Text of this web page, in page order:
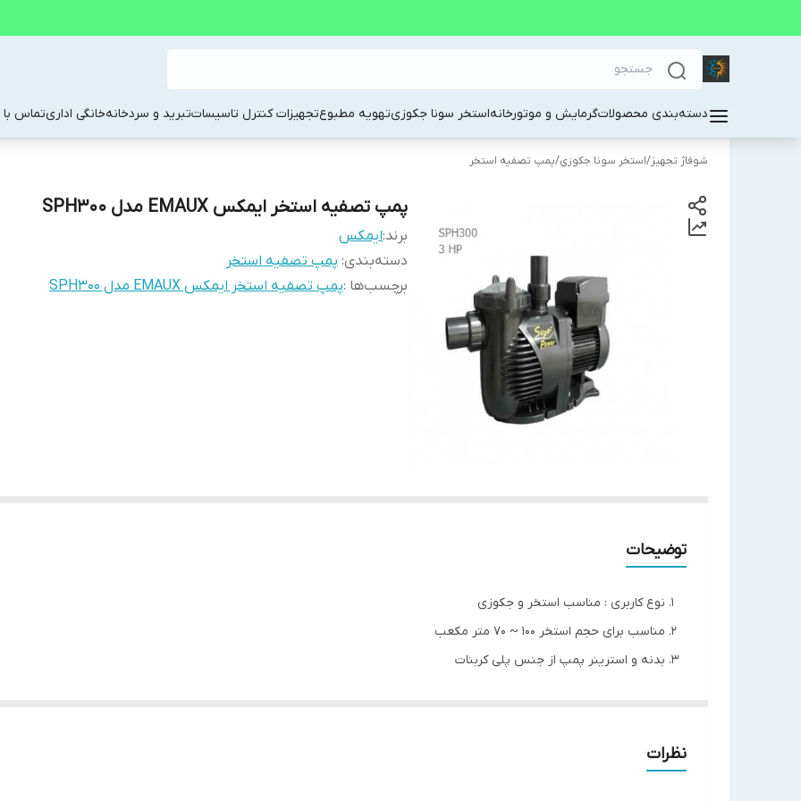
دسته‌بندی محصولاتگرمایش و موتورخانهاستخر سونا جکوزیتهویه مطبوعتجهیزات کنترل تاسیساتتبرید و سردخانهخانگی اداریتماس با
شوفاژ تجهیز/استخر سونا جکوزی/پمپ تصفیه استخر
پمپ تصفیه استخر ایمکس EMAUX مدل SPH300
برند:ایمکس
دسته‌بندی: پمپ تصفیه استخر
برچسب‌ها :پمپ تصفیه استخر ایمکس EMAUX مدل SPH300
توضیحات
نوع کاربری : مناسب استخر و جکوزی
مناسب برای حجم استخر 100 ~ 70 متر مکعب
بدنه و استرینر پمپ از جنس پلی کربنات
مدل
نظرات